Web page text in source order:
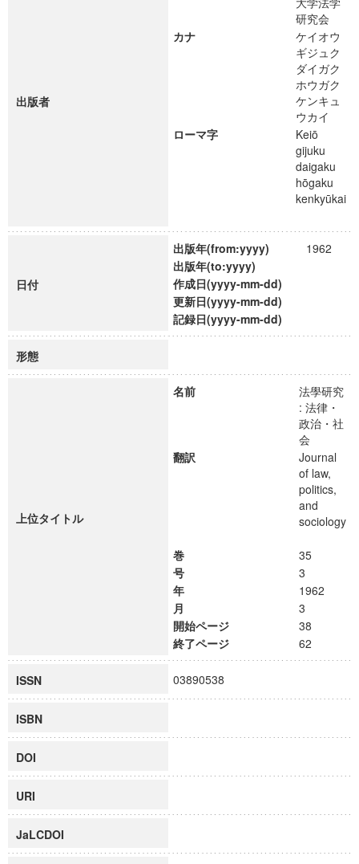
出版者
研究会
カナ
ケイオウ
ギジュク
ダイガク
ホウガク
ケンキュ
ウカイ
ローマ字
Keiō
gijuku
daigaku
hōgaku
kenkyūkai
日付
出版年(from:yyyy)
1962
出版年(to:yyyy)
作成日(yyyy-mm-dd)
更新日(yyyy-mm-dd)
記録日(yyyy-mm-dd)
形態
上位タイトル
名前
法學研究
: 法律・
政治・社
会
翻訳
Journal
of law,
politics,
and
sociology
巻
35
号
3
年
1962
月
3
開始ページ
38
終了ページ
62
ISSN 03890538
ISBN
DOI
URI
JaLCDOI